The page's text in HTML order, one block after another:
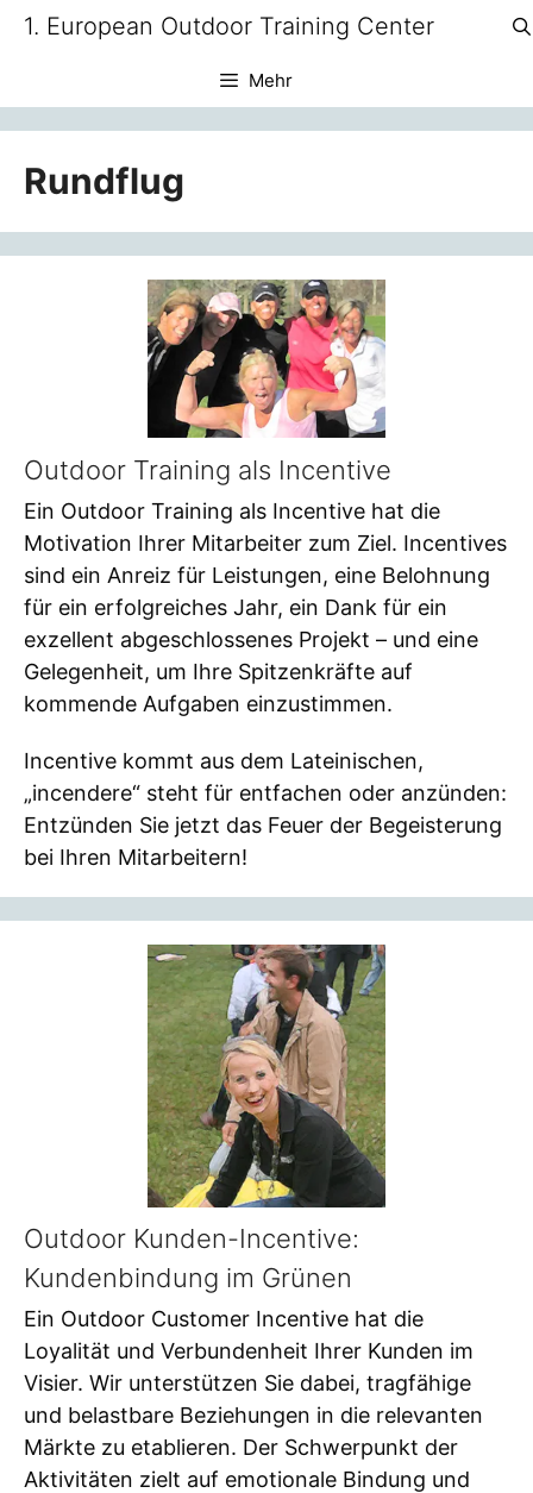
Zum1. European Outdoor Training Center
Mehr
Rundflug
Outdoor Training als Incentive
Ein Outdoor Training als Incentive hat die
Motivation Ihrer Mitarbeiter zum Ziel. Incentives
sind ein Anreiz für Leistungen, eine Belohnung
für ein erfolgreiches Jahr, ein Dank für ein
exzellent abgeschlossenes Projekt – und eine
Gelegenheit, um Ihre Spitzenkräfte auf
kommende Aufgaben einzustimmen.
Incentive kommt aus dem Lateinischen,
„incendere“ steht für entfachen oder anzünden:
Entzünden Sie jetzt das Feuer der Begeisterung
bei Ihren Mitarbeitern!
Outdoor Kunden-Incentive:
Kundenbindung im Grünen
Ein Outdoor Customer Incentive hat die
Loyalität und Verbundenheit Ihrer Kunden im
Visier. Wir unterstützen Sie dabei, tragfähige
und belastbare Beziehungen in die relevanten
Märkte zu etablieren. Der Schwerpunkt der
Aktivitäten zielt auf emotionale Bindung und